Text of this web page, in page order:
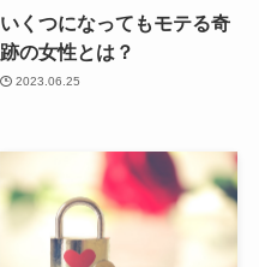
いくつになってもモテる奇
跡の女性とは？
2023.06.25